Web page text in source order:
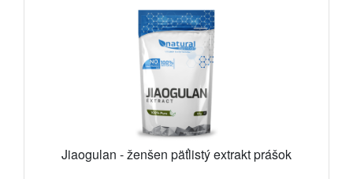
Jiaogulan - ženšen päťlistý extrakt prášok